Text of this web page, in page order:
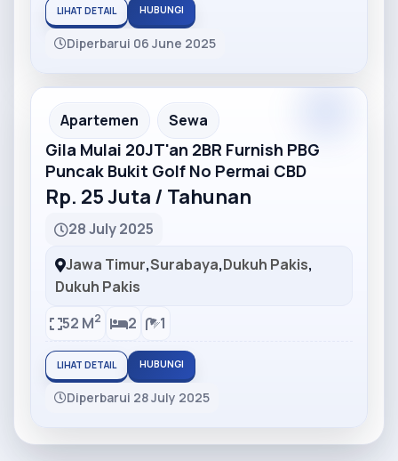
LIHAT DETAIL HUBUNGI
Diperbarui 06 June 2025
Partner Ad
Apartemen Sewa
Gila Mulai 20JT'an 2BR Furnish PBG
Puncak Bukit Golf No Permai CBD
Rp. 25 Juta / Tahunan
28 July 2025
Jawa Timur,Surabaya,Dukuh Pakis,
Dukuh Pakis
52 M2 2 1
LIHAT DETAIL HUBUNGI
Diperbarui 28 July 2025